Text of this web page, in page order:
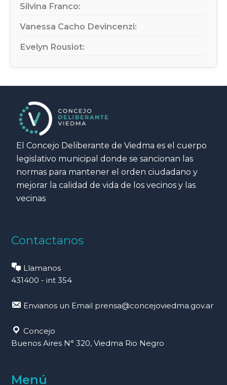
Silvina Franco:
Vanessa Cacho Devincenzi:
Evelyn Rousiot:
El Concejo Deliberante de Viedma es el cuerpo
legislativo municipal donde se sancionan las
normas para mantener el orden ciudadano y
mejorar la calidad de vida de los vecinos y las
vecinas
Contactanos
Llamanos
431400 - int 354
Envianos un Email prensa@concejoviedma.gov.ar
Concejo
Buenos Aires N° 320, Viedma Rio Negro
Menú